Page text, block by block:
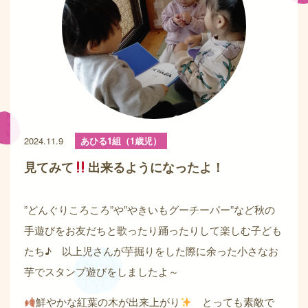
2024.11.9 あひる1組（1歳児）
見てみて 出来るようになったよ！
”どんぐりころころ”や”やきいもグーチーパー”など秋の
手遊びをお友だちと歌ったり踊ったりして楽しむ子ども
たち♪ 以上児さんが芋掘りをした際に余った小さなお
芋でスタンプ遊びをしましたよ～
鮮やかな紅葉の木が出来上がり とっても素敵で